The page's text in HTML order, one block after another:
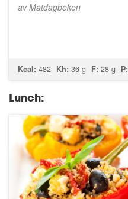
avMatdagboken
Kcal: 482 Kh: 36 g F: 28 g P:
Lunch: